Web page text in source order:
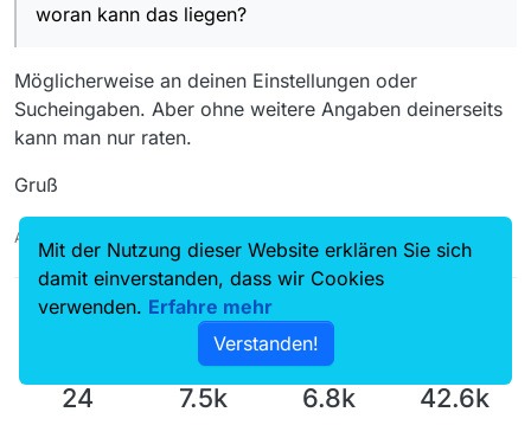
woran kann das liegen?
Möglicherweise an deinen Einstellungen oder
Sucheingaben. Aber ohne weitere Angaben deinerseits
kann man nur raten.
Gruß
Auch ein Maulwurfn findet mal ein Huhn!
24 7.5k 6.8k 42.6k
Mit der Nutzung dieser Website erklären Sie sich
damit einverstanden, dass wir Cookies
verwenden. Erfahre mehr
Verstanden!